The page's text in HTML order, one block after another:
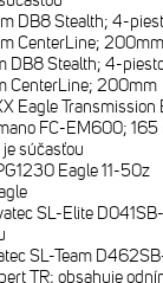
DB8 Stealth; 4-
CenterLine; 200mm
DB8 Stealth; 4-
CenterLine; 200mm
Eagle
FC-EM600; 165
je súčasťou
Eagle 11-50z
SL-Elite
SL-Team
TR; obsahuje